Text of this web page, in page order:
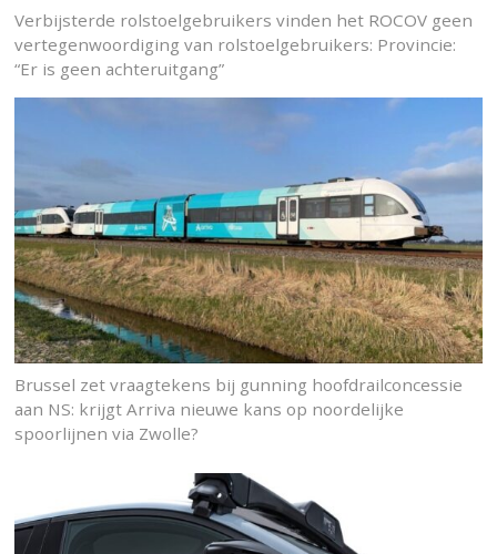
Verbijsterde rolstoelgebruikers vinden het ROCOV geen
vertegenwoordiging van rolstoelgebruikers: Provincie:
“Er is geen achteruitgang”
Brussel zet vraagtekens bij gunning hoofdrailconcessie
aan NS: krijgt Arriva nieuwe kans op noordelijke
spoorlijnen via Zwolle?